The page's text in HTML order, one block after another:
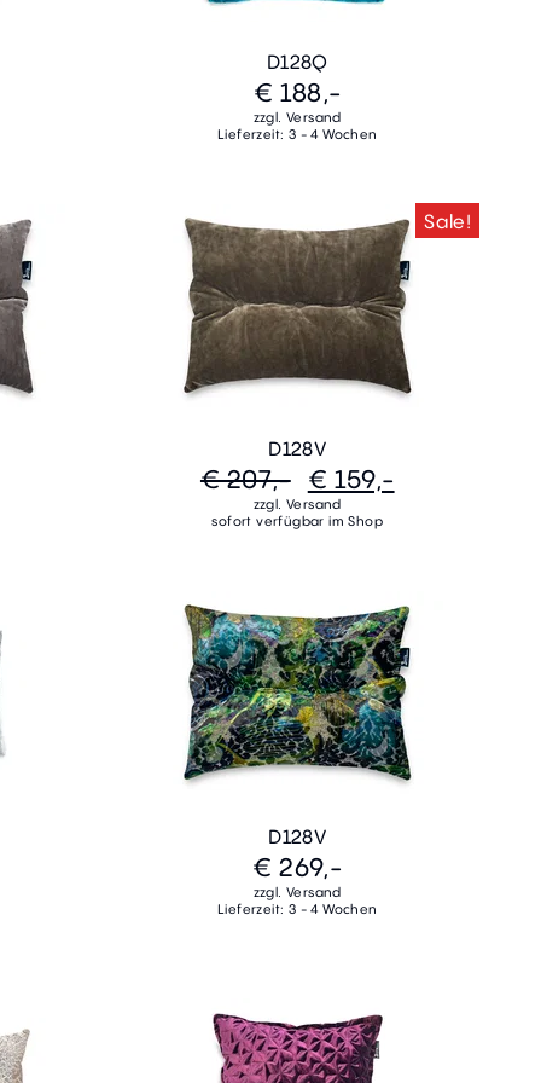
D128Q
€ 188,-
zzgl. Versand
Lieferzeit: 3 - 4 Wochen
Sale!
D128V
€ 207,- € 159,-
zzgl. Versand
sofort verfügbar im Shop
D128V
€ 269,-
zzgl. Versand
Lieferzeit: 3 - 4 Wochen